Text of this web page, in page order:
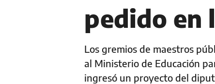
pedido en
Los gremios de maestros
al Ministerio de Educación
ingresó un proyecto del